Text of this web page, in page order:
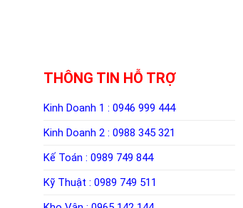
THÔNG TIN HỖ TRỢ
Kinh Doanh 1 : 0946 999 444
Kinh Doanh 2 : 0988 345 321
Kế Toán : 0989 749 844
Kỹ Thuật : 0989 749 511